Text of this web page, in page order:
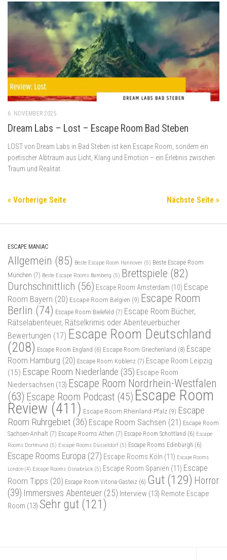
6. NOVEMBER 2025
Dream Labs – Lost – Escape Room Bad Steben
LOST von Dream Labs in Bad Steben ist kein Escape Room, sondern ein
poetischer Albtraum aus Licht, Klang und Emotion – ein Erlebnis zwischen
Traum und Realität.
« Vorherige Seite Nächste Seite »
ESCAPE MANIAC
Allgemein (85) Beste Escape Room Hannover (5) Beste Escape Room
München (7) Beste Escape Rooms Bamberg (5) Brettspiele (82)
Durchschnittlich (56) Escape Room Amsterdam (10) Escape
Room Bayern (20) Escape Room Belgien (9) Escape Room
Berlin (74) Escape Room Bielefeld (7) Escape Room Bücher,
Rätselabenteuer, Rätselkrimis oder Abenteuerbücher
Bewertungen (17) Escape Room Deutschland
(208) Escape Room England (6) Escape Room Griechenland (8) Escape
Room Hamburg (20) Escape Room Koblenz (7) Escape Room Leipzig
(15) Escape Room Niederlande (35) Escape Room
Niedersachsen (13) Escape Room Nordrhein-Westfalen
(63) Escape Room Podcast (45) Escape Room
Review (411) Escape Room Rheinland-Pfalz (9) Escape
Room Ruhrgebiet (36) Escape Room Sachsen (21) Escape Room
Sachsen-Anhalt (7) Escape Rooms Athen (7) Escape Room Schottland (6) Escape
Rooms Dortmund (5) Escape Rooms Düsseldorf (5) Escape Rooms Edinburgh (6)
Escape Rooms Europa (27) Escape Rooms Köln (11) Escape Rooms
London (4) Escape Rooms Osnabrück (5) Escape Room Spanien (11) Escape
Room Tipps (20) Escape Room Vitoria-Gasteiz (6) Gut (129) Horror
(39) Immersives Abenteuer (25) Interview (13) Remote Escape
Room (13) Sehr gut (121)